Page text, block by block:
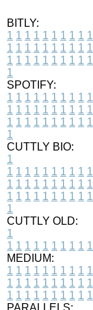
BITLY:
1 1 1 1 1 1 1 1 1 1
1 1 1 1 1 1 1 1 1 1
1 1 1 1 1 1 1 1 1 1
1
SPOTIFY:
1 1 1 1 1 1 1 1 1 1
1 1 1 1 1 1 1 1 1 1
1 1 1 1 1 1 1 1 1 1
1
CUTTLY BIO:
1
1 1 1 1 1 1 1 1 1 1
1 1 1 1 1 1 1 1 1 1
1 1 1 1 1 1 1 1 1 1
1
CUTTLY OLD:
1
1 1 1 1 1 1 1 1 1 1
MEDIUM:
1 1 1 1 1 1 1 1 1 1
1 1 1 1 1 1 1 1 1 1
1 1 1 1 1 1 1 1 1 1
PARALLELS: